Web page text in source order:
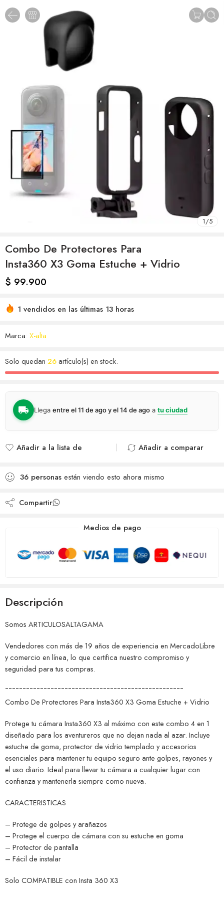
1/5
Combo De Protectores Para
Insta360 X3 Goma Estuche + Vidrio
$ 99.900
1 vendidos en las últimas 13 horas
Marca: X-alta
Solo quedan 26artículo(s) en stock.
Llega entre el 11 de ago y el 14 de ago a tu ciudad
Añadir a la lista de
Añadido a la lista de
deseos
Añadir a comparar
36 personas están viendo esto ahora mismo
Compartir
Medios de pago
Descripción
Somos ARTICULOSALTAGAMA
Vendedores con más de 19 años de experiencia en MercadoLibre
y comercio en línea, lo que certifica nuestro compromiso y
seguridad para tus compras.
¯¯¯¯¯¯¯¯¯¯¯¯¯¯¯¯¯¯¯¯¯¯¯¯¯¯¯¯¯¯¯¯¯¯¯¯¯¯¯¯¯¯¯¯¯¯¯¯¯¯¯
Combo De Protectores Para Insta360 X3 Goma Estuche + Vidrio
Protege tu cámara Insta360 X3 al máximo con este combo 4 en 1
diseñado para los aventureros que no dejan nada al azar. Incluye
estuche de goma, protector de vidrio templado y accesorios
esenciales para mantener tu equipo seguro ante golpes, rayones y
el uso diario. Ideal para llevar tu cámara a cualquier lugar con
confianza y mantenerla siempre como nueva.
CARACTERISTICAS
– Protege de golpes y arañazos
– Protege el cuerpo de cámara con su estuche en goma
– Protector de pantalla
– Fácil de instalar
Solo COMPATIBLE con Insta 360 X3